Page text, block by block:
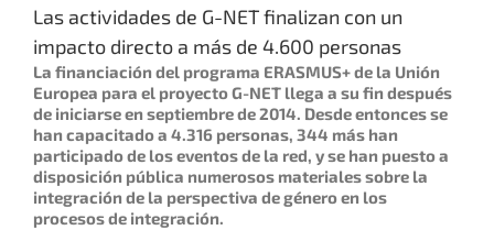
más
grande
Las actividades de G-NET finalizan con un
impacto directo a más de 4.600 personas
La financiación del programa ERASMUS+ de la Unión
Europea para el proyecto G-NET llega a su fin después
de iniciarse en septiembre de 2014. Desde entonces se
han capacitado a 4.316 personas, 344 más han
participado de los eventos de la red, y se han puesto a
disposición pública numerosos materiales sobre la
integración de la perspectiva de género en los
procesos de integración.